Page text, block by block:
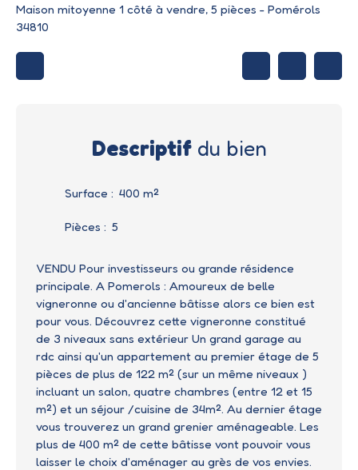
Maison mitoyenne 1 côté à vendre, 5 pièces - Pomérols
34810
Descriptifdu bien
Surface : 400 m²
Pièces : 5
VENDU Pour investisseurs ou grande résidence
principale. A Pomerols : Amoureux de belle
vigneronne ou d'ancienne bâtisse alors ce bien est
pour vous. Découvrez cette vigneronne constitué
de 3 niveaux sans extérieur Un grand garage au
rdc ainsi qu'un appartement au premier étage de 5
pièces de plus de 122 m² (sur un même niveaux )
incluant un salon, quatre chambres (entre 12 et 15
m²) et un séjour /cuisine de 34m². Au dernier étage
vous trouverez un grand grenier aménageable. Les
plus de 400 m² de cette bâtisse vont pouvoir vous
laisser le choix d'aménager au grès de vos envies.